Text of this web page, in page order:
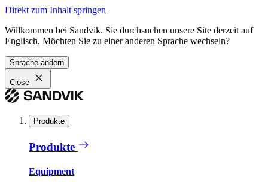
Direkt zum Inhalt springen
Willkommen bei Sandvik. Sie durchsuchen unsere Site derzeit auf
Englisch. Möchten Sie zu einer anderen Sprache wechseln?
Sprache ändern
Close
Produkte
Produkte
Equipment